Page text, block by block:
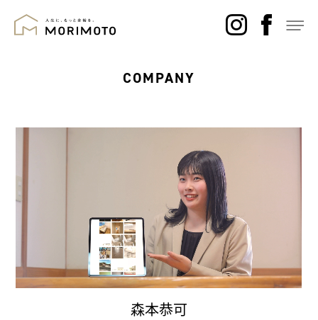
COMPANY
森本恭可